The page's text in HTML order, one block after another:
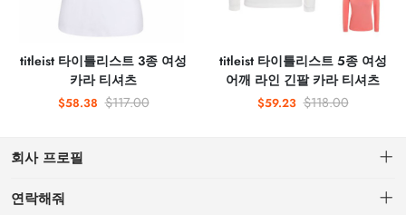
titleist 타이틀리스트 3종 여성
카라 티셔츠
$58.38 $117.00
titleist 타이틀리스트 5종 여성
어깨 라인 긴팔 카라 티셔츠
$59.23 $118.00
회사 프로필
연락해줘